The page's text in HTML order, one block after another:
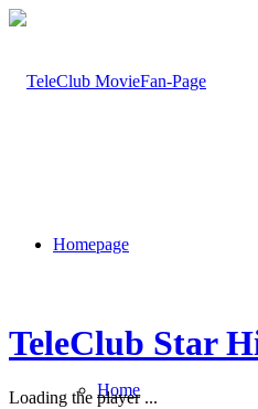
Homepage
Home
TeleClub Star
Loading the player ...